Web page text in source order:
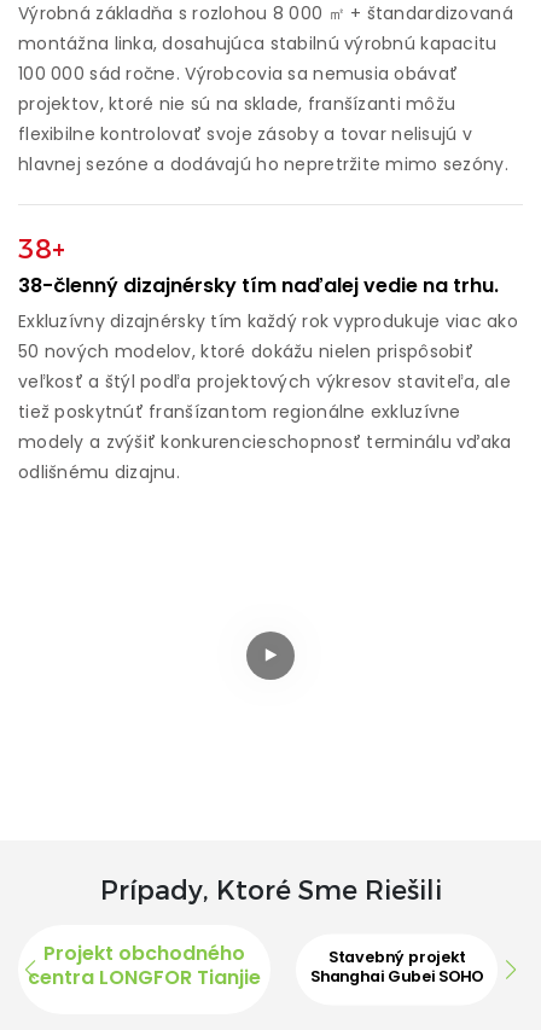
Výrobná základňa s rozlohou 8 000 ㎡ + štandardizovaná
montážna linka, dosahujúca stabilnú výrobnú kapacitu
100 000 sád ročne. Výrobcovia sa nemusia obávať
projektov, ktoré nie sú na sklade, franšízanti môžu
flexibilne kontrolovať svoje zásoby a tovar nelisujú v
hlavnej sezóne a dodávajú ho nepretržite mimo sezóny.
38+
38-členný dizajnérsky tím naďalej vedie na trhu.
Exkluzívny dizajnérsky tím každý rok vyprodukuje viac ako
50 nových modelov, ktoré dokážu nielen prispôsobiť
veľkosť a štýl podľa projektových výkresov staviteľa, ale
tiež poskytnúť franšízantom regionálne exkluzívne
modely a zvýšiť konkurencieschopnosť terminálu vďaka
odlišnému dizajnu.
Prípady, Ktoré Sme Riešili
Projekt obchodného
centra LONGFOR Tianjie
Stavebný projekt
Shanghai Gubei SOHO